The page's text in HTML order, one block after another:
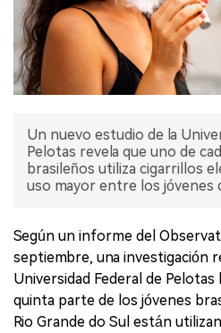
Un nuevo estudio de la
Pelotas revela que uno de
brasileños utiliza cigarrillos
uso mayor entre los jóvenes
Según un informe del
septiembre, una investigación
Universidad Federal de Pelotas
quinta parte de los jóvenes
Rio Grande do Sul están